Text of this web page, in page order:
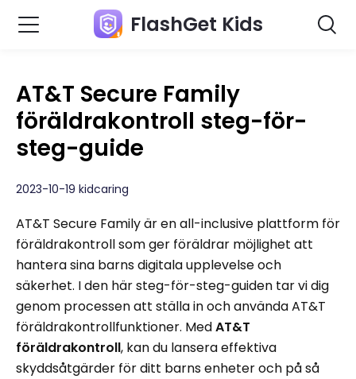
FlashGet Kids
AT&T Secure Family
föräldrakontroll steg-för-
steg-guide
2023-10-19 kidcaring
AT&T Secure Family är en all-inclusive plattform för
föräldrakontroll som ger föräldrar möjlighet att
hantera sina barns digitala upplevelse och
säkerhet. I den här steg-för-steg-guiden tar vi dig
genom processen att ställa in och använda AT&T
föräldrakontrollfunktioner. MedAT&T
föräldrakontroll, kan du lansera effektiva
skyddsåtgärder för ditt barns enheter och på så